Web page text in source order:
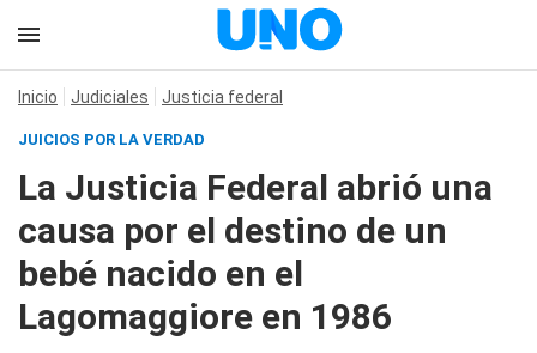
Inicio Judiciales Justicia federal
JUICIOS POR LA VERDAD
La Justicia Federal abrió una
causa por el destino de un
bebé nacido en el
Lagomaggiore en 1986